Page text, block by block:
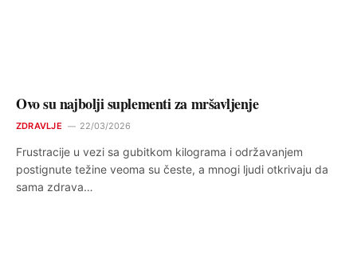
Ovo su najbolji suplementi za mršavljenje
ZDRAVLJE 22/03/2026
Frustracije u vezi sa gubitkom kilograma i održavanjem
postignute težine veoma su česte, a mnogi ljudi otkrivaju da
sama zdrava…